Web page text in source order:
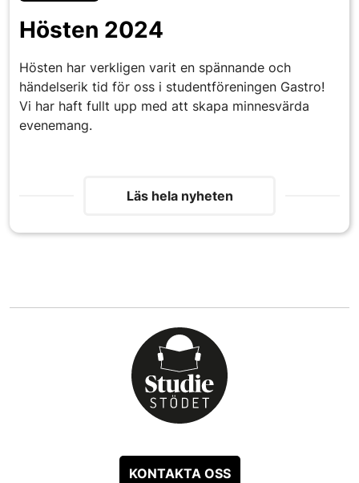
Hösten 2024
Hösten har verkligen varit en spännande och
händelserik tid för oss i studentföreningen Gastro!
Vi har haft fullt upp med att skapa minnesvärda
evenemang.
Läs hela nyheten
KONTAKTA OSS